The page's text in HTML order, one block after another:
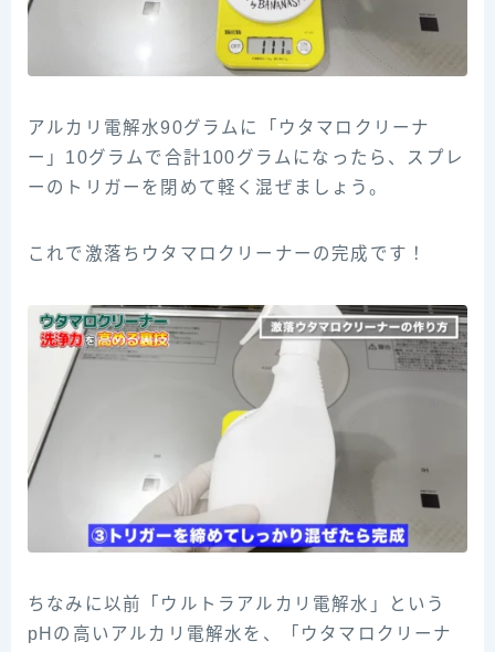
アルカリ電解水90グラムに「ウタマロクリーナ
ー」10グラムで合計100グラムになったら、スプレ
ーのトリガーを閉めて軽く混ぜましょう。
これで激落ちウタマロクリーナーの完成です！
ちなみに以前「ウルトラアルカリ電解水」という
pHの高いアルカリ電解水を、「ウタマロクリーナ